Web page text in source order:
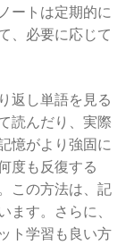
ートは定期的に
、必要に応じて
返し単語を見る
読んだり、実際
憶がより強固に
度も反復する
この方法は、記
す。さらに、
ト学習も良い方